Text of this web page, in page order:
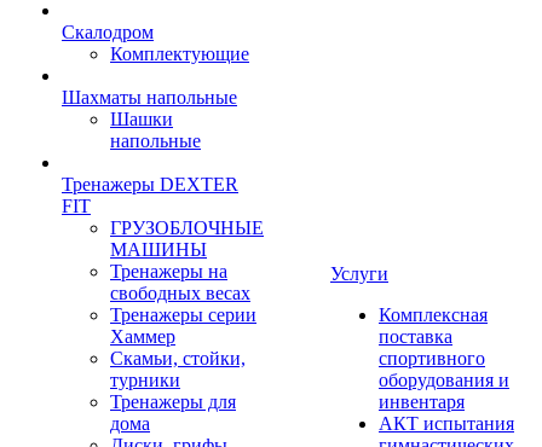
Скалодром
Комплектующие
Шахматы напольные
Шашки
напольные
Тренажеры DEXTER
FIT
ГРУЗОБЛОЧНЫЕ
МАШИНЫ
Тренажеры на
свободных весах
Тренажеры серии
Хаммер
Скамьи, стойки,
турники
Тренажеры для
дома
Услуги
Комплексная
поставка
спортивного
оборудования и
инвентаря
АКТ испытания